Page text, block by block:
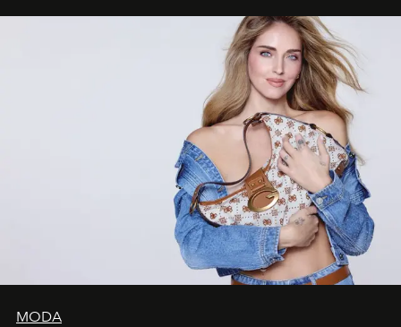
unsurlarından biri olarak öne çıkıyor.
MODA